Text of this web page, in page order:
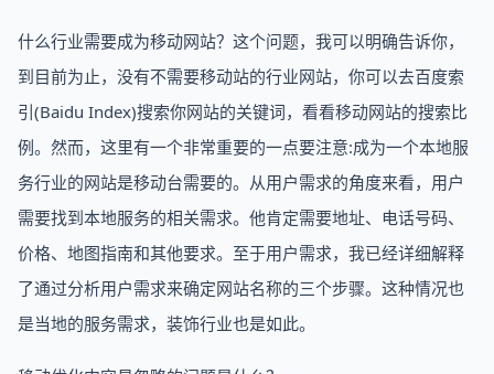
什么行业需要成为移动网站？这个问题，我可以明确告诉你，
到目前为止，没有不需要移动站的行业网站，你可以去百度索
引(Baidu Index)搜索你网站的关键词，看看移动网站的搜索比
例。然而，这里有一个非常重要的一点要注意:成为一个本地服
务行业的网站是移动台需要的。从用户需求的角度来看，用户
需要找到本地服务的相关需求。他肯定需要地址、电话号码、
价格、地图指南和其他要求。至于用户需求，我已经详细解释
了通过分析用户需求来确定网站名称的三个步骤。这种情况也
是当地的服务需求，装饰行业也是如此。